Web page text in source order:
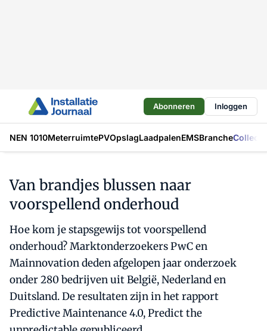
Abonneren Inloggen
NEN 1010MeterruimtePVOpslagLaadpalenEMSBranche
Van brandjes blussen naar
voorspellend onderhoud
Hoe kom je stapsgewijs tot voorspellend
onderhoud? Marktonderzoekers PwC en
Mainnovation deden afgelopen jaar onderzoek
onder 280 bedrijven uit België, Nederland en
Duitsland. De resultaten zijn in het rapport
Predictive Maintenance 4.0, Predict the